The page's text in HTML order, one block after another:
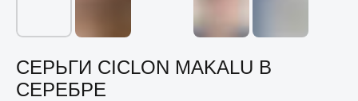
СЕРЬГИ CICLON MAKALU В
СЕРЕБРЕ